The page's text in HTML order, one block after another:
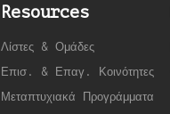
Resources
Λίστες & Ομάδες
Επισ. & Επαγ. Κοινότητες
Μεταπτυχιακά Προγράμματα